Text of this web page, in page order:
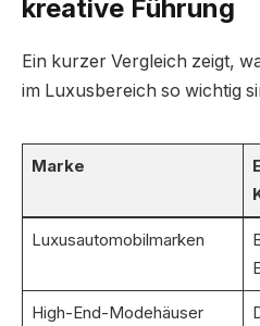
kreative Führung
Ein kurzer Vergleich zeigt,
im Luxusbereich so wichtig
Marke
Luxusautomobilmarken
High-End-Modehäuser